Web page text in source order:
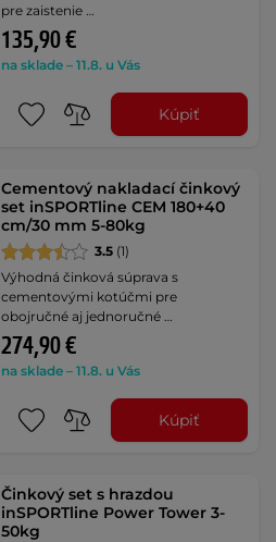
pre zaistenie …
135,90 €
na sklade – 11.8. u Vás
Kúpiť
Cementový nakladací činkový
set inSPORTline CEM 180+40
cm/30 mm 5-80kg
3.5 (1)
Výhodná činková súprava s
cementovými kotúčmi pre
obojručné aj jednoručné …
274,90 €
na sklade – 11.8. u Vás
Kúpiť
Činkový set s hrazdou
inSPORTline Power Tower 3-
50kg